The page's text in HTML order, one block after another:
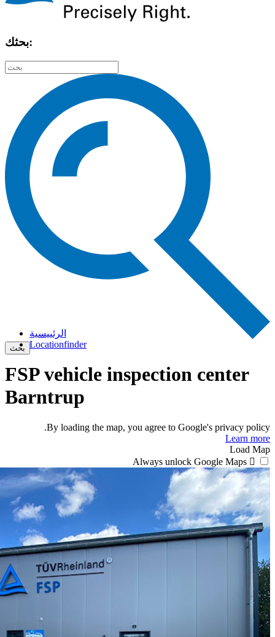
بحثك:
بحث
الرئييسية
Locationfinder
FSP vehicle inspection center
Barntrup
By loading the map, you agree to Google's privacy policy.
Learn more
Load Map
Always unlock Google Maps